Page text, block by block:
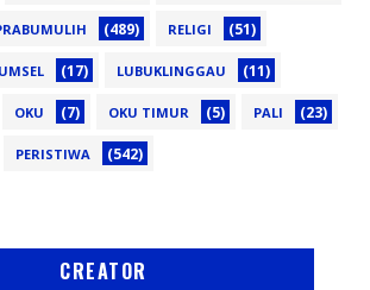
(489) RELIGI (51)
(17) LUBUKLINGGAU (11)
OKU (7) OKU TIMUR (5) PALI (23)
PERISTIWA (542)
CREATOR